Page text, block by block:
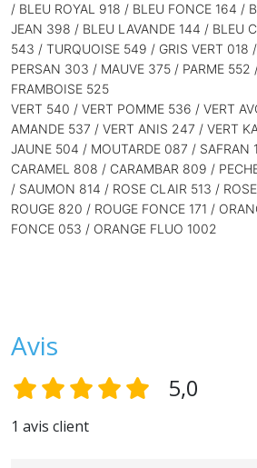
/ BLEU ROYAL 918 / BLEU FONCE 164 /
JEAN 398 / BLEU LAVANDE 144 / BLEU
543 / TURQUOISE 549 / GRIS VERT 018 /
PERSAN 303 / MAUVE 375 / PARME 552
FRAMBOISE 525
VERT 540 / VERT POMME 536 / VERT
AMANDE 537 / VERT ANIS 247 / VERT
JAUNE 504 / MOUTARDE 087 /
CARAMEL 808 / CARAMBAR 809 /
/ SAUMON 814 / ROSE CLAIR 513 /
ROUGE 820 / ROUGE FONCE 171 /
FONCE 053 / ORANGE FLUO 1002
Avis
5,0
1 avis client